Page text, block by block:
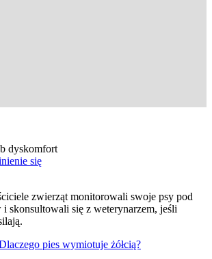
dyskomfort
się
zwierząt monitorowali swoje psy pod
skonsultowali się z weterynarzem, jeśli
pies wymiotuje żółcią?